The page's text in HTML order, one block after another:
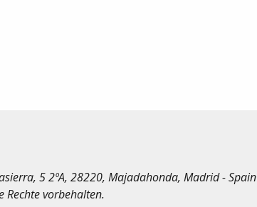
5 2ºA, 28220, Majadahonda, Madrid - Spain
Rechte vorbehalten.